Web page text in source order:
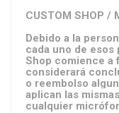
CUSTOM SHOP /
Debido a la
cada uno de
Shop comience a
considerará
o reembolso
aplican las
cualquier